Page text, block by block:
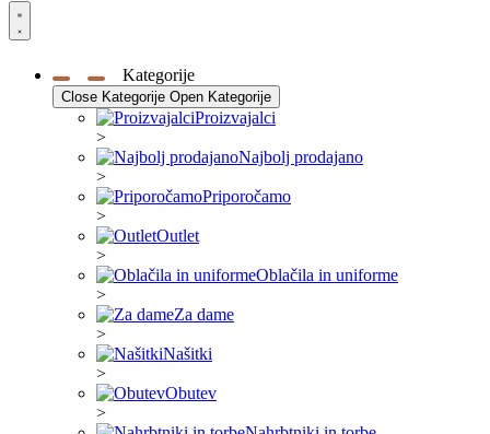
Kategorije
Close Kategorije Open Kategorije
Proizvajalci
>
Najbolj prodajano
>
Priporočamo
>
Outlet
>
Oblačila in uniforme
>
Za dame
>
Našitki
>
Obutev
>